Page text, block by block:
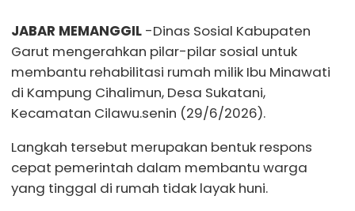
JABAR MEMANGGIL -Dinas Sosial Kabupaten
Garut mengerahkan pilar-pilar sosial untuk
membantu rehabilitasi rumah milik Ibu Minawati
di Kampung Cihalimun, Desa Sukatani,
Kecamatan Cilawu.senin (29/6/2026).
Langkah tersebut merupakan bentuk respons
cepat pemerintah dalam membantu warga
yang tinggal di rumah tidak layak huni.